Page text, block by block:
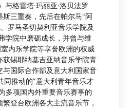
与格雷塔·玛丽亚·洛贝法罗
斯三重奏，先后在帕尔马“阿
罗马圣切契利亚音乐学院及
学院中磨砺成长，并曾与维
内乐学院等享誉欧洲的权威
锡耶纳基吉亚纳音乐学院青
国际合作部及意大利国家音
推动的“意大利青年音乐才
多项国内外重要音乐赛事的
登台欧洲各大主流音乐节，